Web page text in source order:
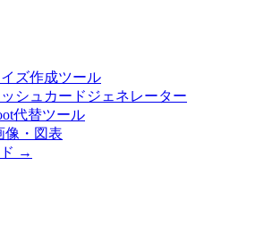
ズ作成ツール
シュカードジェネレーター
代替ツール
像・図表
→